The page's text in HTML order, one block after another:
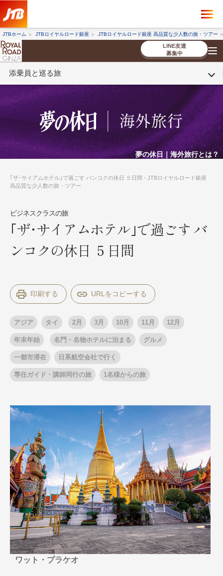
JTBホーム JTBロイヤルロード銀座 JTBロイヤルロード銀座 高品質な少人数の旅・ツアー
LINE友達
募集中
添乗員と巡る旅
TOPNEW 厳選ツアー
ツアーを探す
海外ツアー
国内ツアー
特集
スタッフブログ
デジタルパンフレット
お客様へのご案内
コンシェルジ
ュ紹介
お申し込み
の流れ
法人企業・自治体のみ
なさまへ
条件から探す
条件から探す
キーワード
6月
7月 8月
9月
ゴールデンウィーク
お盆・夏休み
年末年始
ブランド
“知究”紀行
GRAND'EX
目的・テーマから探す
美術鑑賞
ヨーロッパの田舎（村・町）
名門・名物ホテルに泊まる
特別企画
グルメ
リゾート
一都市滞在
お祭り・イベント
絶景
日系航空会社で行く
世界遺産を訪れる
1度は見てみたい遺跡
野生動物に出合う
オーロラ
クルーズ
条件から探す
条件から探す
キーワード
9月
10月 11月
12月
ブランド
夢の休日 煌
夢の休日 国内旅行
四季彩紀行
特別企画
ラグジュアリーバスでめぐる
ガンツウ
ななつ星in九州
TWILIGHT EXPRESS 瑞風
美食・旬の味覚を味わう
アドベンチャーツーリズム・ウォー
キング
観光列車
島旅
芸術鑑賞（美術、音楽）・講師同行
の旅
夢の休日｜海外旅行とは？
｢ザ･サイアムホテル｣で過ごす バンコクの休日 ５日間 - JTBロイヤルロード銀座
高品質な少人数の旅・ツアー
ビジネスクラスの旅
｢ザ･サイアムホテル｣で過ごす バ
ンコクの休日 ５日間
印刷する
アジア タイ 2月 3月 10月 11月 12月
年末年始 名門・名物ホテルに泊まる グルメ
一都市滞在 日系航空会社で行く
専任ガイド・講師同行の旅 1名様からの旅
ワット・プラケオ
ツアーを探す ×
海外ツアー 国内ツアー